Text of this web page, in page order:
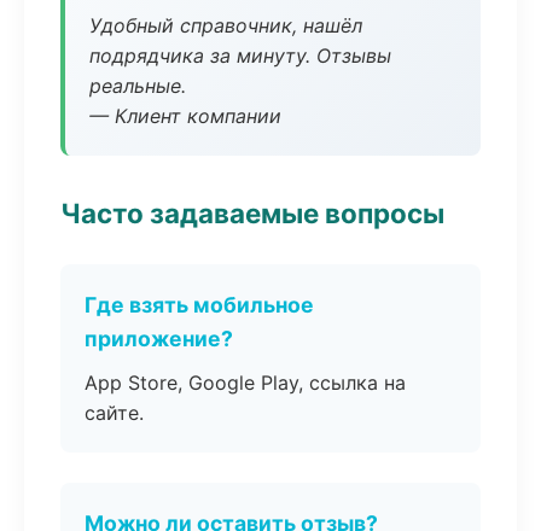
Удобный справочник, нашёл
подрядчика за минуту. Отзывы
реальные.
— Клиент компании
Часто задаваемые вопросы
Где взять мобильное
приложение?
App Store, Google Play, ссылка на
сайте.
Можно ли оставить отзыв?